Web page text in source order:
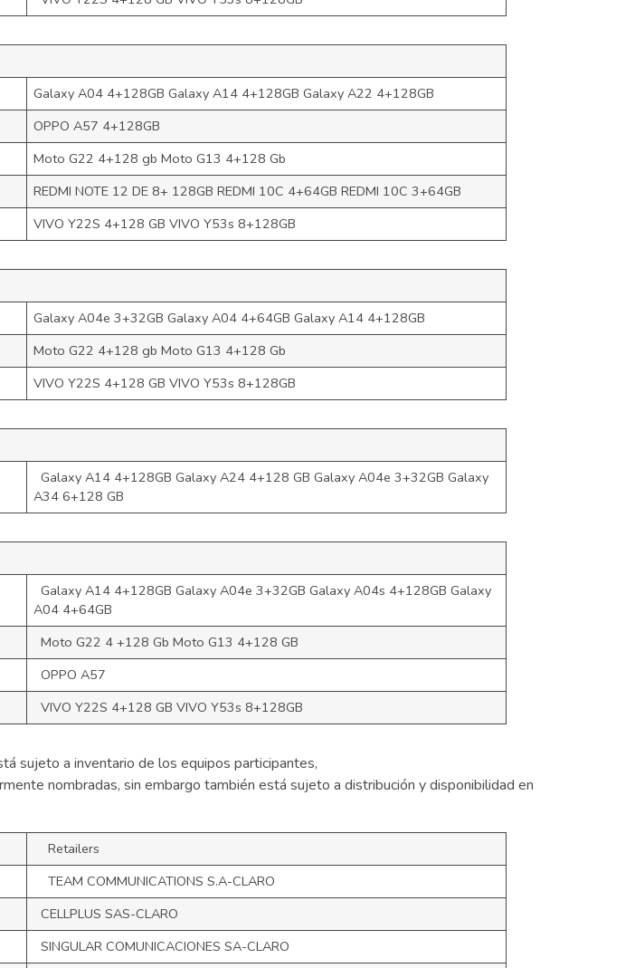
Galaxy A04 4+128GB Galaxy A14 4+128GB Galaxy A22 4+128GB
OPPO A57 4+128GB
Moto G22 4+128 gb Moto G13 4+128 Gb
REDMI NOTE 12 DE 8+ 128GB REDMI 10C 4+64GB REDMI 10C 3+64GB
VIVO Y22S 4+128 GB VIVO Y53s 8+128GB
Galaxy A04e 3+32GB Galaxy A04 4+64GB Galaxy A14 4+128GB
Moto G22 4+128 gb Moto G13 4+128 Gb
VIVO Y22S 4+128 GB VIVO Y53s 8+128GB
Galaxy A14 4+128GB Galaxy A24 4+128 GB Galaxy A04e 3+32GB Galaxy
A34 6+128 GB
Galaxy A14 4+128GB Galaxy A04e 3+32GB Galaxy A04s 4+128GB Galaxy
A04 4+64GB
Moto G22 4 +128 Gb Moto G13 4+128 GB
OPPO A57
VIVO Y22S 4+128 GB VIVO Y53s 8+128GB
sujeto a inventario de los equipos participantes,
nombradas, sin embargo también está sujeto a distribución y disponibilidad en
Retailers
TEAM COMMUNICATIONS S.A-CLARO
CELLPLUS SAS-CLARO
SINGULAR COMUNICACIONES SA-CLARO